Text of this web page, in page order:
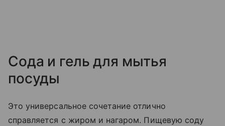
Сода и гель для мытья
посуды
Это универсальное сочетание отлично
справляется с жиром и нагаром. Пищевую соду